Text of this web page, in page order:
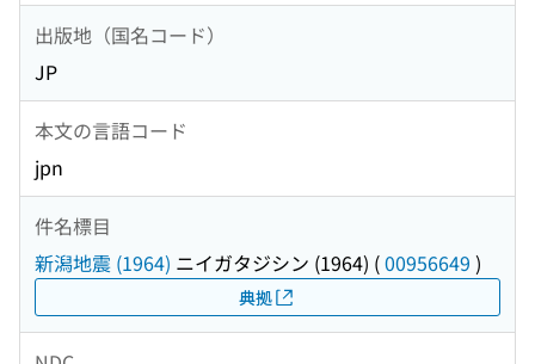
出版地（国名コード）
JP
本文の言語コード
jpn
件名標目
新潟地震 (1964) ニイガタジシン (1964) (00956649 )
典拠